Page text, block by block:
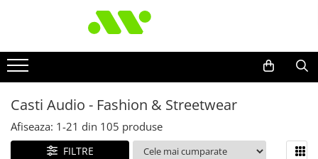
Casti Audio - Fashion & Streetwear
Afiseaza: 1-21 din 105 produse
FILTRE